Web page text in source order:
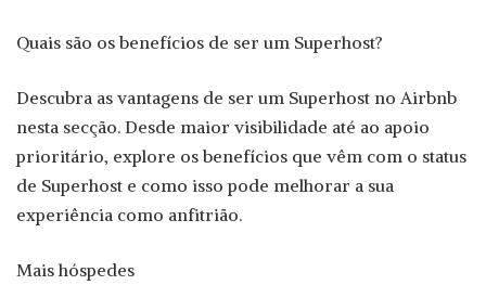
Quais são os benefícios de ser um Superhost?
Descubra as vantagens de ser um Superhost no Airbnb
nesta secção. Desde maior visibilidade até ao apoio
prioritário, explore os benefícios que vêm com o status
de Superhost e como isso pode melhorar a sua
experiência como anfitrião.
Mais hóspedes